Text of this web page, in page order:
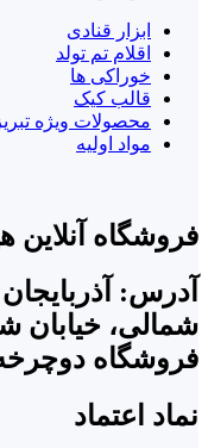
ابزار قنادی
اقلام تم تولد
خوراکی ها
قالب کیک
محصولات ویژه
مواد اولیه
فروشگاه آنلاین
آدرس:
شمالی، خیابان
فروشگاه دوچرخه
نماد اعتماد